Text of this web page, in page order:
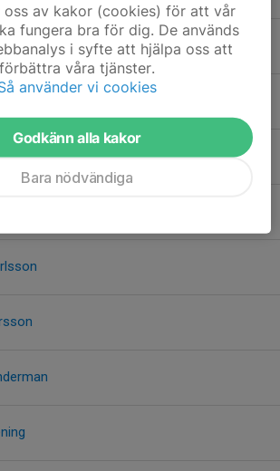
oss av kakor (cookies) för att vår
fungera bra för dig. De används
i syfte att hjälpa oss att
förbättra våra tjänster.
använder vi cookies
Godkänn alla kakor
Bara nödvändiga